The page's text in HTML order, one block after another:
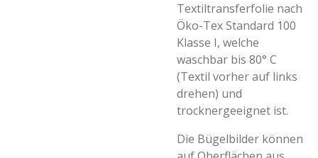
Textiltransferfolie nach
Öko-Tex Standard 100
Klasse I, welche
waschbar bis 80° C
(Textil vorher auf links
drehen) und
trocknergeeignet ist.
Die Bügelbilder können